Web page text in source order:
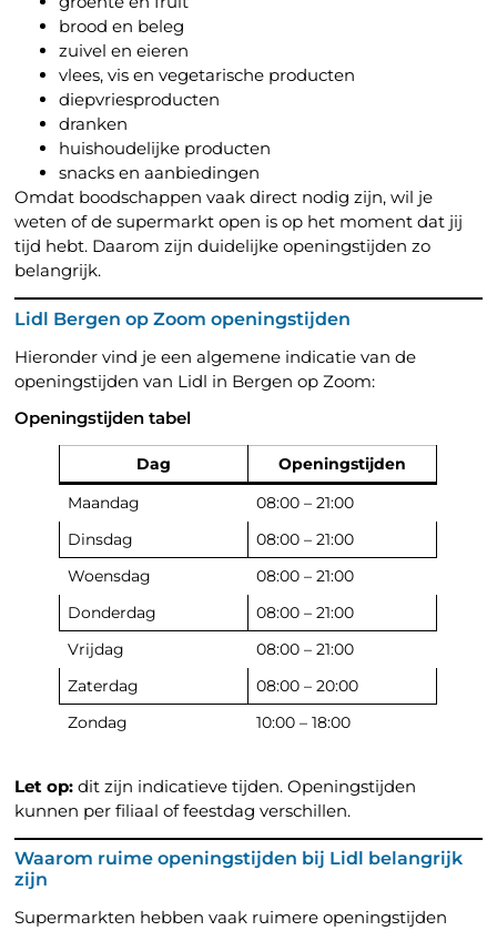
brood en beleg
zuivel en eieren
vlees, vis en vegetarische producten
diepvriesproducten
dranken
huishoudelijke producten
snacks en aanbiedingen
Omdat boodschappen vaak direct nodig zijn, wil je
weten of de supermarkt open is op het moment dat jij
tijd hebt. Daarom zijn duidelijke openingstijden zo
belangrijk.
Lidl Bergen op Zoom openingstijden
Hieronder vind je een algemene indicatie van de
openingstijden van Lidl in Bergen op Zoom:
Openingstijden tabel
Dag Openingstijden
Maandag 08:00 – 21:00
Dinsdag 08:00 – 21:00
Woensdag 08:00 – 21:00
Donderdag 08:00 – 21:00
Vrijdag 08:00 – 21:00
Zaterdag 08:00 – 20:00
Zondag 10:00 – 18:00
Let op: dit zijn indicatieve tijden. Openingstijden
kunnen per filiaal of feestdag verschillen.
Waarom ruime openingstijden bij Lidl belangrijk
zijn
Supermarkten hebben vaak ruimere openingstijden